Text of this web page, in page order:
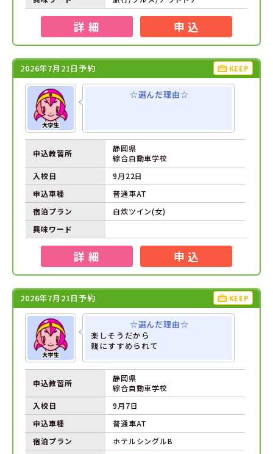
詳 細 申 込
2026年7月21日予約 KEEP
☆選んだ理由☆
申込教習所
静岡県
綜合自動車学校
入校日
9月22日
申込車種
普通車AT
宿泊プラン
自炊ツイン(女)
興味ワード
詳 細 申 込
2026年7月21日予約 KEEP
☆選んだ理由☆
楽しそうだから
親にすすめられて
申込教習所
静岡県
綜合自動車学校
入校日
9月7日
申込車種
普通車AT
宿泊プラン
ホテルシングルB